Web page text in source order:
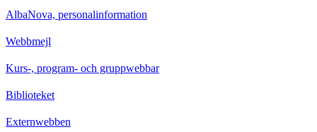
AlbaNova, personalinformation
Webbmejl
Kurs-, program- och gruppwebbar
Biblioteket
Externwebben